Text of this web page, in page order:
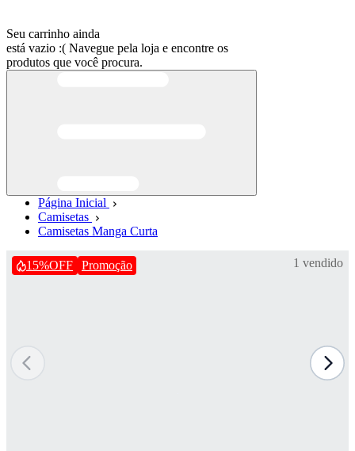
Seu carrinho ainda
está vazio :( Navegue pela loja e encontre os
produtos que você procura.
Página Inicial
Camisetas
Camisetas Manga Curta
15%OFF Promoção 1 vendido